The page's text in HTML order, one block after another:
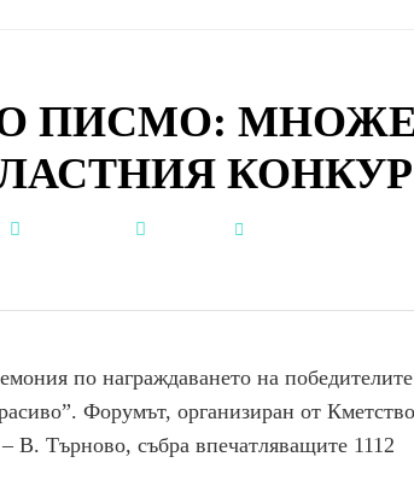
ПИСМО:
по награждаването на
Форумът, организиран от
Търново, събра впечатляващите 1112